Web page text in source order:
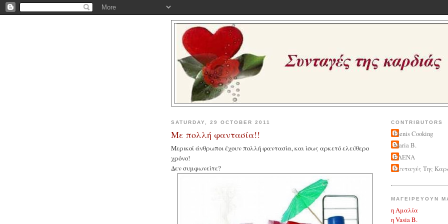
SATURDAY, 29 OCTOBER 2011
Με πολλή φαντασία!!
Μερικοί άνθρωποι έχουν πολλή φαντασία, και ίσως αρκετό ελεύθερο
χρόνο!
Δεν συμφωνείτε?
CONTRIBUTORS
Elenis Cooking
Maria B.
ΕΛΕΝΑ
Συνταγές Της
ΜΑΓΕΙΡΕΥΟΥΝ
η Αμαλία
η Vasia B.